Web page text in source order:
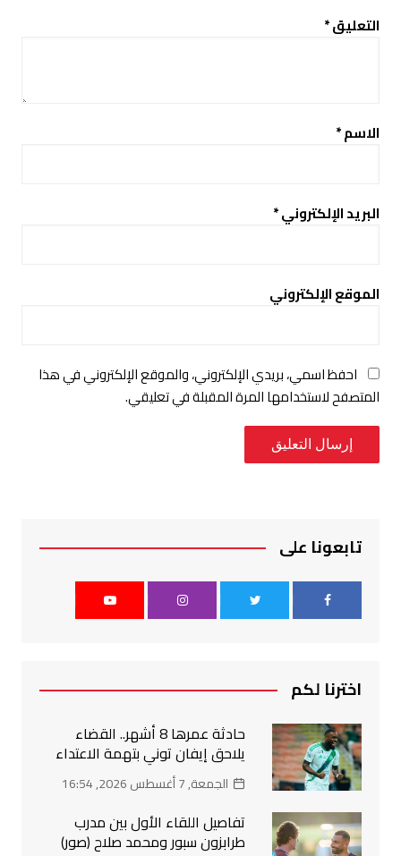
التعليق*
الاسم*
البريد الإلكتروني*
الموقع الإلكتروني
احفظ اسمي، بريدي الإلكتروني، والموقع الإلكتروني في هذا
المتصفح لاستخدامها المرة المقبلة في تعليقي.
تابعونا على
اخترنا لكم
حادثة عمرها 8 أشهر.. القضاء
يلاحق إيفان توني بتهمة الاعتداء
الجمعة, 7 أغسطس 2026, 16:54
تفاصيل اللقاء الأول بين مدرب
طرابزون سبور ومحمد صلاح (صور)